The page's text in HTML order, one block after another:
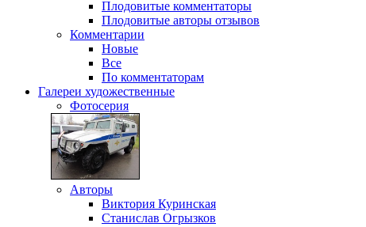
Плодовитые комментаторы
Плодовитые авторы отзывов
Комментарии
Новые
Все
По комментаторам
Галереи художественные
Фотосерия
Авторы
Виктория Куринская
Станислав Огрызков